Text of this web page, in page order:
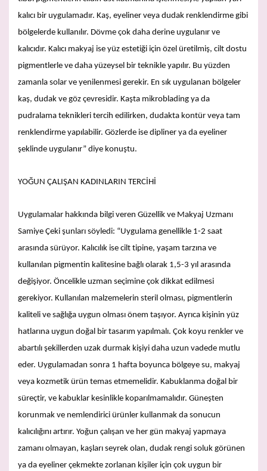
kalıcı bir uygulamadır. Kaş, eyeliner veya dudak renklendirme gibi
bölgelerde kullanılır. Dövme çok daha derine uygulanır ve
kalıcıdır. Kalıcı makyaj ise yüz estetiği için özel üretilmiş, cilt dostu
pigmentlerle ve daha yüzeysel bir teknikle yapılır. Bu yüzden
zamanla solar ve yenilenmesi gerekir. En sık uygulanan bölgeler
kaş, dudak ve göz çevresidir. Kaşta mikroblading ya da
pudralama teknikleri tercih edilirken, dudakta kontür veya tam
renklendirme yapılabilir. Gözlerde ise dipliner ya da eyeliner
şeklinde uygulanır” diye konuştu.
YOĞUN ÇALIŞAN KADINLARIN TERCİHİ
Uygulamalar hakkında bilgi veren Güzellik ve Makyaj Uzmanı
Samiye Çeki şunları söyledi: “Uygulama genellikle 1-2 saat
arasında sürüyor. Kalıcılık ise cilt tipine, yaşam tarzına ve
kullanılan pigmentin kalitesine bağlı olarak 1,5-3 yıl arasında
değişiyor. Öncelikle uzman seçimine çok dikkat edilmesi
gerekiyor. Kullanılan malzemelerin steril olması, pigmentlerin
kaliteli ve sağlığa uygun olması önem taşıyor. Ayrıca kişinin yüz
hatlarına uygun doğal bir tasarım yapılmalı. Çok koyu renkler ve
abartılı şekillerden uzak durmak kişiyi daha uzun vadede mutlu
eder. Uygulamadan sonra 1 hafta boyunca bölgeye su, makyaj
veya kozmetik ürün temas etmemelidir. Kabuklanma doğal bir
süreçtir, ve kabuklar kesinlikle koparılmamalıdır. Güneşten
korunmak ve nemlendirici ürünler kullanmak da sonucun
kalıcılığını artırır. Yoğun çalışan ve her gün makyaj yapmaya
zamanı olmayan, kaşları seyrek olan, dudak rengi soluk görünen
ya da eyeliner çekmekte zorlanan kişiler için çok uygun bir